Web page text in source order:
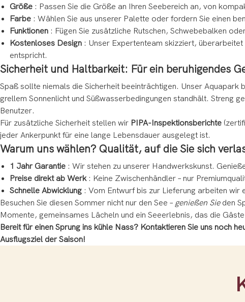
Größe : Passen Sie die Größe an Ihren Seebereich an, von
Farbe : Wählen Sie aus unserer Palette oder fordern Sie einen
Funktionen : Fügen Sie zusätzliche Rutschen, Schwebebalken
Kostenloses Design : Unser Expertenteam skizziert,
entspricht.
Sicherheit und Haltbarkeit: Für ein beruhigendes
Spaß sollte niemals die Sicherheit beeinträchtigen. Unser Aquapark
grellem Sonnenlicht und Süßwasserbedingungen standhält. Streng
Benutzer.
Für zusätzliche Sicherheit stellen wir PIPA-Inspektionsberichte
jeder Ankerpunkt für eine lange Lebensdauer ausgelegt ist.
Warum uns wählen? Qualität, auf die Sie sich
1 Jahr Garantie : Wir stehen zu unserer Handwerkskunst.
Preise direkt ab Werk: Keine Zwischenhändler – nur
Schnelle Abwicklung : Vom Entwurf bis zur Lieferung arbeiten
Besuchen Sie diesen Sommer nicht nur den See – genießen Sieden
Momente, gemeinsames Lächeln und ein Seeerlebnis, das die
Bereit für einen Sprung ins kühle Nass? Kontaktieren Sie uns noch
Ausflugsziel der Saison!